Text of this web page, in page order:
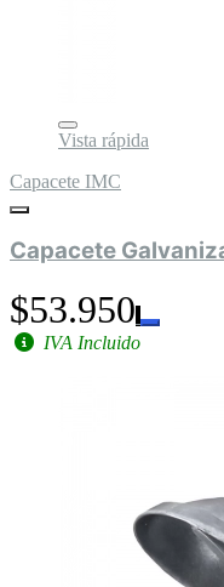
Vista rápida
Capacete IMC
Capacete
$53.950
IVA Incluido